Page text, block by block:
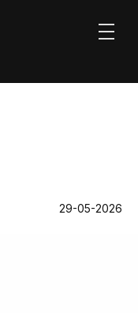
29-05-2026